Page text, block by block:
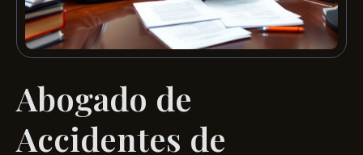
Abogado de
Accidentes de